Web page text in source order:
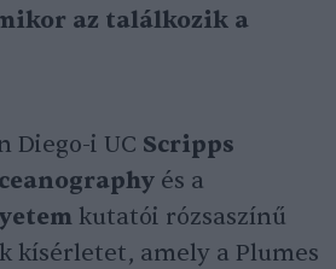
az találkozik a
Diego-i UC Scripps
és a
kutatói rózsaszínű
kísérletet, amely a Plumes